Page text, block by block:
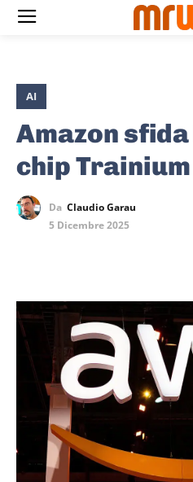
AI
Amazon
chip Trainium
Da Claudio Garau
5 Dicembre 2025